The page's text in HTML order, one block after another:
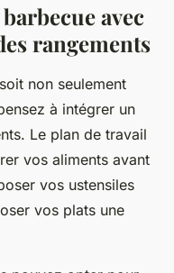
avec
rangements
non seulement
à intégrer un
Le plan de travail
vos aliments avant
vos ustensiles
vos plats une